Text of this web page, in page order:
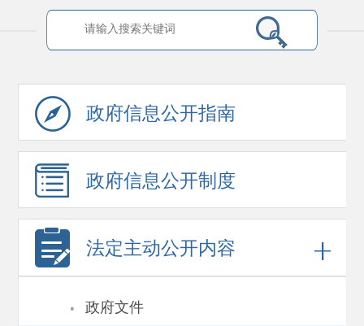
政府信息公开指南
政府信息公开制度
法定主动公开内容
· 政府文件